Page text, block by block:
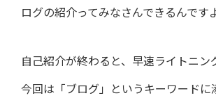
ログの紹介ってみなさんできるんです
自己紹介が終わると、早速ライトニン
今回は「ブログ」というキーワードに